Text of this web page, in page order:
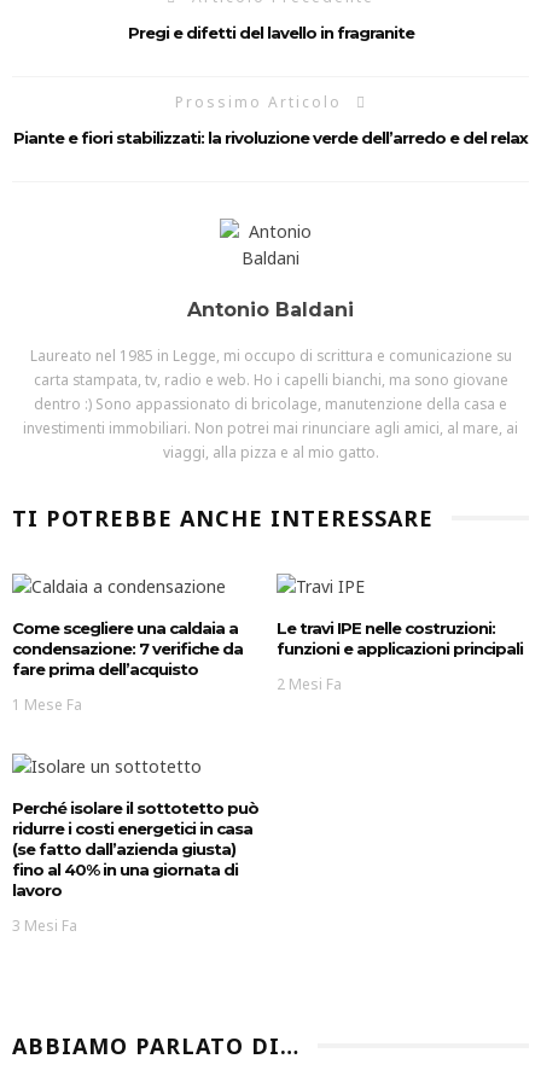
Pregi e difetti del lavello in fragranite
Prossimo Articolo
Piante e fiori stabilizzati: la rivoluzione verde dell’arredo e del relax
Antonio Baldani
Laureato nel 1985 in Legge, mi occupo di scrittura e comunicazione su
carta stampata, tv, radio e web. Ho i capelli bianchi, ma sono giovane
dentro :) Sono appassionato di bricolage, manutenzione della casa e
investimenti immobiliari. Non potrei mai rinunciare agli amici, al mare, ai
viaggi, alla pizza e al mio gatto.
TI POTREBBE ANCHE INTERESSARE
Come scegliere una caldaia a
condensazione: 7 verifiche da
fare prima dell’acquisto
1 Mese Fa
Le travi IPE nelle costruzioni:
funzioni e applicazioni principali
2 Mesi Fa
Perché isolare il sottotetto può
ridurre i costi energetici in casa
(se fatto dall’azienda giusta)
fino al 40% in una giornata di
lavoro
3 Mesi Fa
ABBIAMO PARLATO DI…